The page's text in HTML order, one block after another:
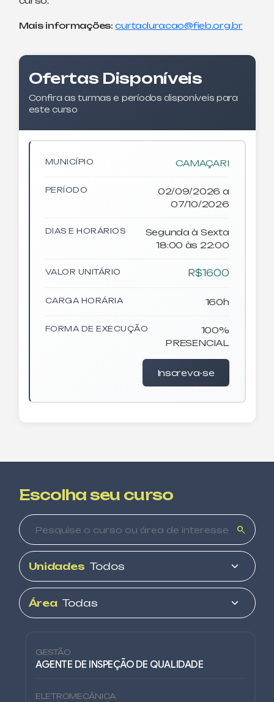
Mais informações: curtaduracao@fieb.org.br
Ofertas Disponíveis
Confira as turmas e períodos disponíveis para
este curso
MUNICÍPIO CAMAÇARI
PERÍODO
02/09/2026 a
07/10/2026
DIAS E HORÁRIOS
Segunda à Sexta
18:00 às 22:00
VALOR UNITÁRIO R$1600
CARGA HORÁRIA 160h
FORMA DE EXECUÇÃO
100%
PRESENCIAL
Inscreva-se
Escolha seu curso
search
Unidades
Área
GESTÃO
AGENTE DE INSPEÇÃO DE QUALIDADE
ELETROMECÂNICA